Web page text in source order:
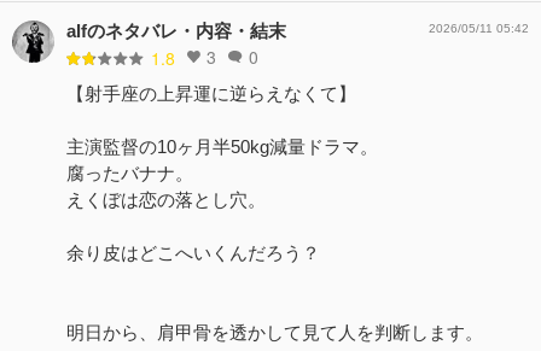
alfのネタバレ・内容・結末
1.8 3 0
2026/05/11 05:42
【射手座の上昇運に逆らえなくて】
主演監督の10ヶ月半50kg減量ドラマ。
腐ったバナナ。
えくぼは恋の落とし穴。
余り皮はどこへいくんだろう？
明日から、肩甲骨を透かして見て人を判断します。